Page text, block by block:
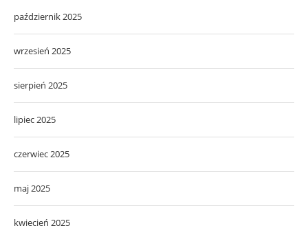
październik 2025
wrzesień 2025
sierpień 2025
lipiec 2025
czerwiec 2025
maj 2025
kwiecień 2025